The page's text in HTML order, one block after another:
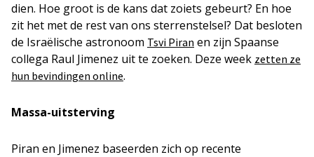
dien. Hoe groot is de kans dat zoiets gebeurt? En hoe
zit het met de rest van ons sterrenstelsel? Dat besloten
de Israëlische astronoom Tsvi Piran en zijn Spaanse
collega Raul Jimenez uit te zoeken. Deze week zetten ze
hun bevindingen online.
Massa-uitsterving
Piran en Jimenez baseerden zich op recente